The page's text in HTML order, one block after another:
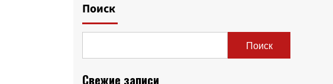
Поиск
Поиск
Свежие записи